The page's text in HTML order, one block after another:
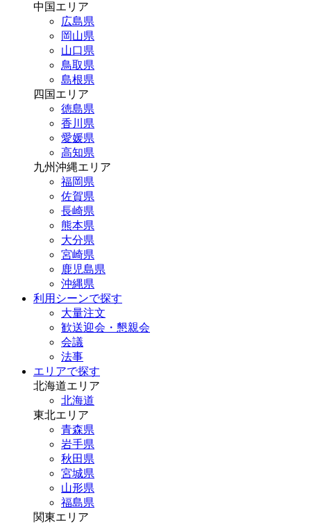
中国エリア
広島県
岡山県
山口県
鳥取県
島根県
四国エリア
徳島県
香川県
愛媛県
高知県
九州沖縄エリア
福岡県
佐賀県
長崎県
熊本県
大分県
宮崎県
鹿児島県
沖縄県
利用シーンで探す
大量注文
歓送迎会・懇親会
会議
法事
エリアで探す
北海道エリア
北海道
東北エリア
青森県
岩手県
秋田県
宮城県
山形県
福島県
関東エリア